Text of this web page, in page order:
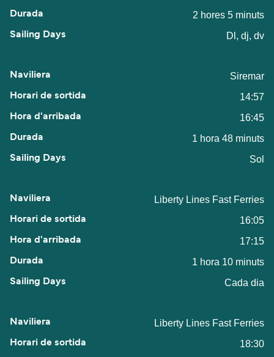
2 hores 5 minuts
Dl, dj, dv
Siremar
14:57
16:45
1 hora 48 minuts
Sol
Liberty Lines Fast Ferries
16:05
17:15
1 hora 10 minuts
Cada dia
Liberty Lines Fast Ferries
18:30